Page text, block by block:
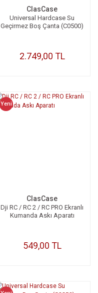
ClasCase
Universal Hardcase Su
Geçirmez Boş Çanta (C0500)
2.749,00 TL
Yeni
ClasCase
Dji RC / RC 2 / RC PRO Ekranlı
Kumanda Askı Aparatı
549,00 TL